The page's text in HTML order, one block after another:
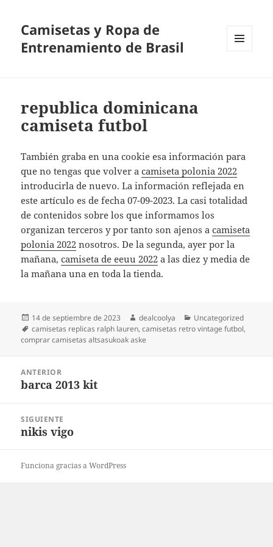
Camisetas y Ropa de
Entrenamiento de Brasil
republica dominicana
camiseta futbol
También graba en una cookie esa información para
que no tengas que volver acamiseta polonia 2022
introducirla de nuevo. La información reflejada en
este artículo es de fecha 07-09-2023. La casi totalidad
de contenidos sobre los que informamos los
organizan terceros y por tanto son ajenos acamiseta
polonia 2022 nosotros. De la segunda, ayer por la
mañana,camiseta de eeuu 2022 a las diez y media de
la mañana una en toda la tienda.
Publicado
el
14 de septiembre de 2023 Autor
dealcoolya Categorías
Uncategorized
Etiquetas
camisetas replicas ralph lauren,camisetas retro vintage futbol,
comprar camisetas altsasukoak aske
entradas
ANTERIOR
Entrada
barca 2013 kit
SIGUIENTE
Entrada
nikis vigo
Funciona gracias a WordPress